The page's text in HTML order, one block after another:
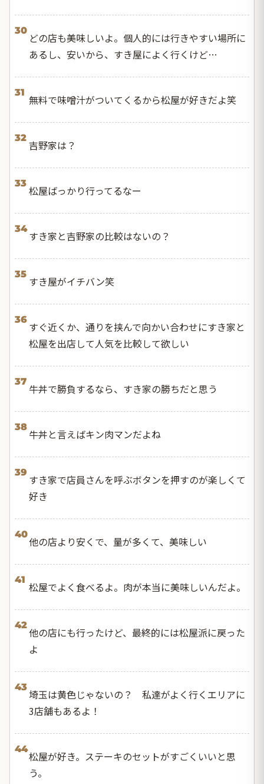
30
どの店も美味しいよ。個人的には行きやすい場所に
あるし、安いから、すき屋によく行くけど…
31
無料で味噌汁がついてくるから松屋が好きだよ笑
32
吉野家は？
33
松屋ばっかり行ってるなー
34
すき家と吉野家の比較はないの？
35
すき屋がイチバン笑
36
すぐ近くか、通りを挟んで向かい合わせにすき家と
松屋を出店して人気を比較して欲しい
37
牛丼で勝負するなら、すき家の勝ちだと思う
38
牛丼と言えばキン肉マンだよね
39
すき家で店員さんを呼ぶボタンを押すのが楽しくて
好き
40
他の店より安くで、量が多くて、美味しい
41
松屋でよく食べるよ。肉が本当に美味しいんだよ。
42
他の店にも行ったけど、最終的には松屋派に戻った
よ
43
埼玉は黄色じゃないの？ 私達がよく行くエリアに
3店舗もあるよ！
44
松屋が好き。ステーキのセットがすごくいいと思
う。